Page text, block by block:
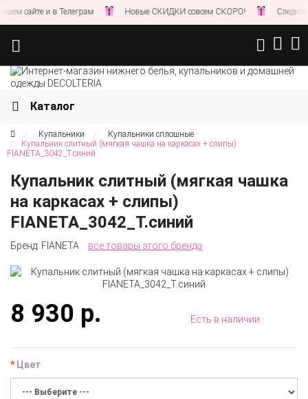
сайте и в Телеграм Новые СКИДКИ совсем СКОРО! Следите за
Каталог
Купальники
Купальники сплошные
Купальник слитный (мягкая чашка на каркасах + слипы)
FIANETA_3042_Т.синий
Купальник слитный (мягкая чашка
на каркасах + слипы)
FIANETA_3042_Т.синий
Бренд: FIANETA все товары этого бренда
8 930 р. Есть в наличии
Цвет